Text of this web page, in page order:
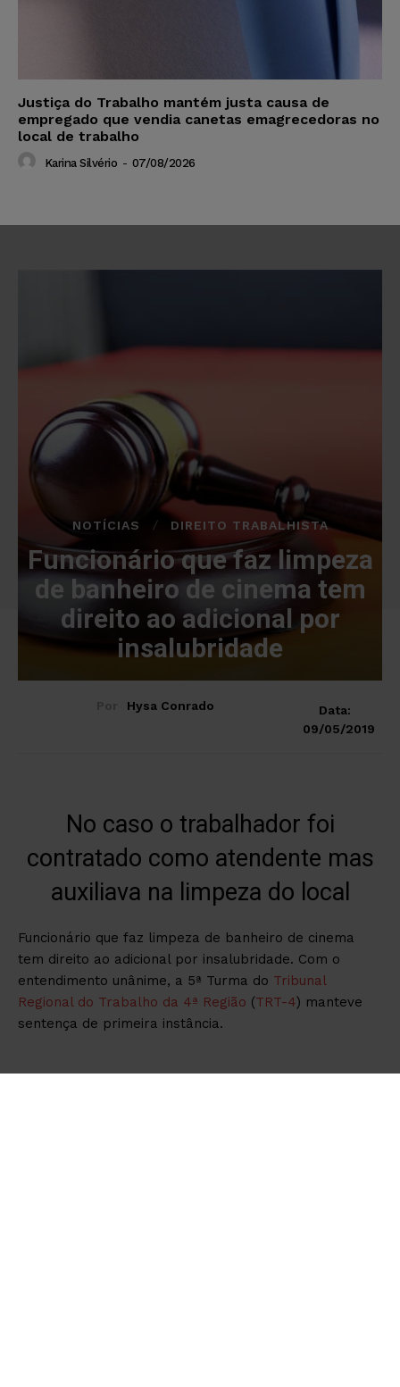
Justiça do Trabalho mantém justa causa de
empregado que vendia canetas emagrecedoras no
local de trabalho
Karina Silvério - 07/08/2026